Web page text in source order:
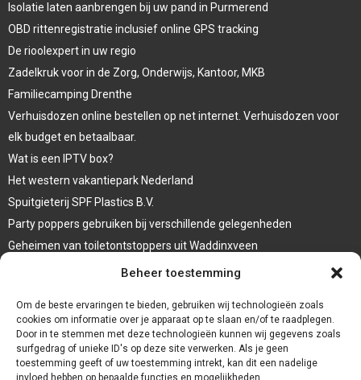
Beheer toestemming
Om de beste ervaringen te bieden, gebruiken wij technologieën zoals
cookies om informatie over je apparaat op te slaan en/of te raadplegen.
Door in te stemmen met deze technologieën kunnen wij gegevens zoals
surfgedrag of unieke ID's op deze site verwerken. Als je geen
toestemming geeft of uw toestemming intrekt, kan dit een nadelige
invloed hebben op bepaalde functies en mogelijkheden.
Isolatie laten aanbrengen bij uw pand in Purmerend
OBD rittenregistratie inclusief online GPS tracking
De rioolexpert in uw regio
Zadelkruk voor in de Zorg, Onderwijs, Kantoor, MKB
Familiecamping Drenthe
Verhuisdozen online bestellen op net internet. Verhuisdozen voor
elk budget en betaalbaar.
Wat is een IPTV box?
Het western vakantiepark Nederland
Spuitgieterij SPF Plastics B.V.
Party poppers gebruiken bij verschillende gelegenheden
Geheimen van toiletontstoppers uit Waddinxveen
Vormen van terrasaankleding